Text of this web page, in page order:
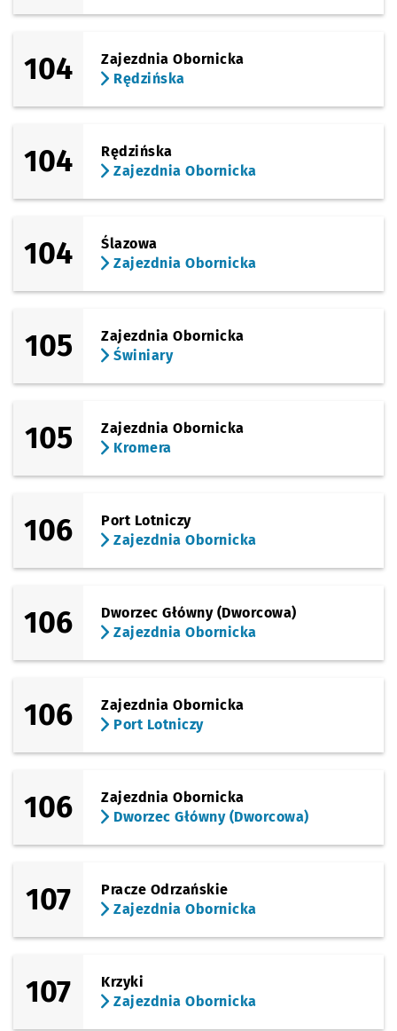
104
Zajezdnia Obornicka
Rędzińska
104
Rędzińska
Zajezdnia Obornicka
104
Ślazowa
Zajezdnia Obornicka
105
Zajezdnia Obornicka
Świniary
105
Zajezdnia Obornicka
Kromera
106
Port Lotniczy
Zajezdnia Obornicka
106
Dworzec Główny (Dworcowa)
Zajezdnia Obornicka
106
Zajezdnia Obornicka
Port Lotniczy
106
Zajezdnia Obornicka
Dworzec Główny (Dworcowa)
107
Pracze Odrzańskie
Zajezdnia Obornicka
107
Krzyki
Zajezdnia Obornicka